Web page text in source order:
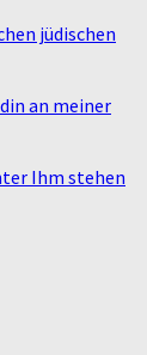
jüdischen
an meiner
Ihm stehen